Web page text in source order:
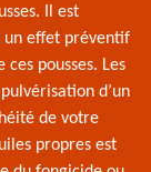
Il est
un effet préventif
pousses. Les
d’un
de votre
propres est